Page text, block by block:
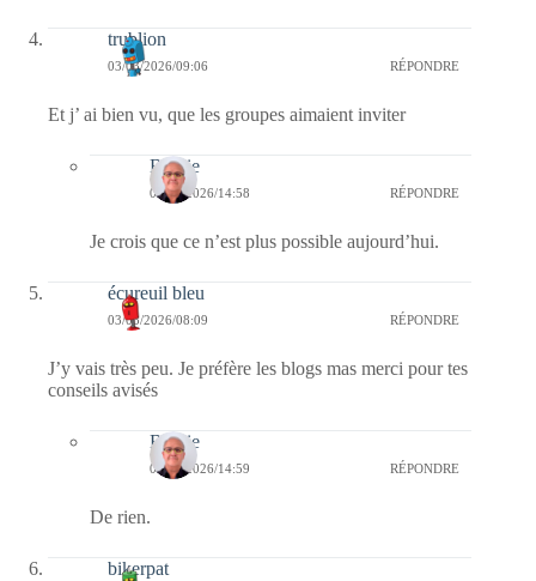
trublion
03/03/2026/09:06 RÉPONDRE
Et j’ ai bien vu, que les groupes aimaient inviter
Bernie
04/03/2026/14:58 RÉPONDRE
Je crois que ce n’est plus possible aujourd’hui.
écureuil bleu
03/03/2026/08:09 RÉPONDRE
J’y vais très peu. Je préfère les blogs mas merci pour tes
conseils avisés
Bernie
04/03/2026/14:59 RÉPONDRE
De rien.
bikerpat